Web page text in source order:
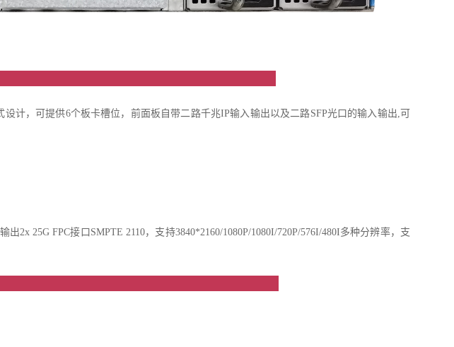
绍
计，可提供6个板卡槽位，前面板自带二路千兆IP输入输出以及二路SFP光口的输入输出,可
25G FPC接口SMPTE 2110，支持3840*2160/1080P/1080I/720P/576I/480I多种分辨率，支
点